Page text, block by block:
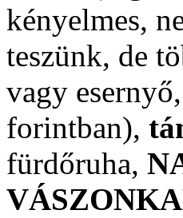
kényelmes,
teszünk, de
vagy esernyő,
forintban),
fürdőruha,